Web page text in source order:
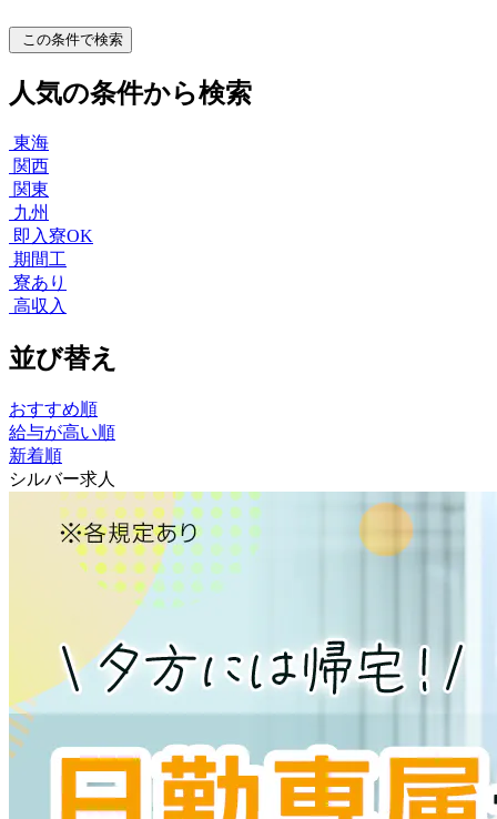
この条件で検索
人気の条件から検索
東海
関西
関東
九州
即入寮OK
期間工
寮あり
高収入
並び替え
おすすめ順
給与が高い順
新着順
シルバー求人